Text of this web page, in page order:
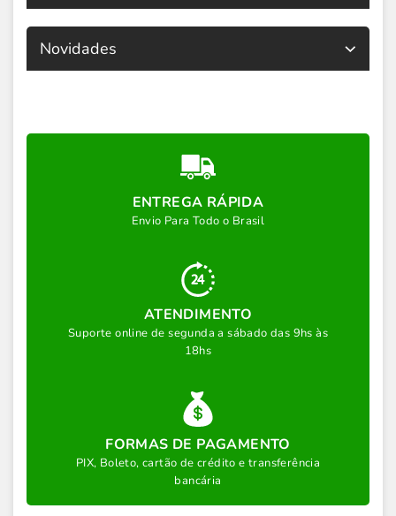
Novidades
ENTREGA RÁPIDA
Envio Para Todo o Brasil
ATENDIMENTO
Suporte online de segunda a sábado das 9hs às
18hs
FORMAS DE PAGAMENTO
PIX, Boleto, cartão de crédito e transferência
bancária